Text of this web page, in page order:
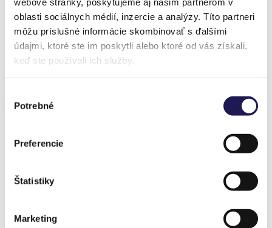
oblasti sociálnych médií, inzercie a analýzy. Títo partneri
môžu príslušné informácie skombinovať s ďalšími
údajmi, ktoré ste im poskytli alebo ktoré od vás získali,
keď ste používali ich služby.
súhlasu
Potrebné
Preferencie
Štatistiky
Marketing
Produkt z realizace
Sleva 37 %
PANOGLASS
Sklo
PANOLEX | Hliníková pergola | Polykarbonát / Neusiedl an der